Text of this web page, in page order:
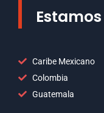
Caribe Mexicano
Colombia
Guatemala